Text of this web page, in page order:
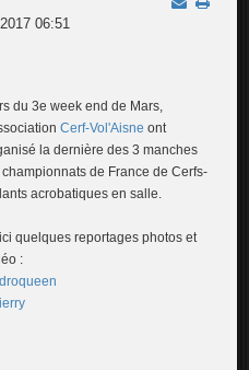
06:51
du 3e week end de Mars,
Cerf-Vol'Aisne ont
la dernière des 3 manches
de France de Cerfs-
acrobatiques en salle.
quelques reportages photos et
: